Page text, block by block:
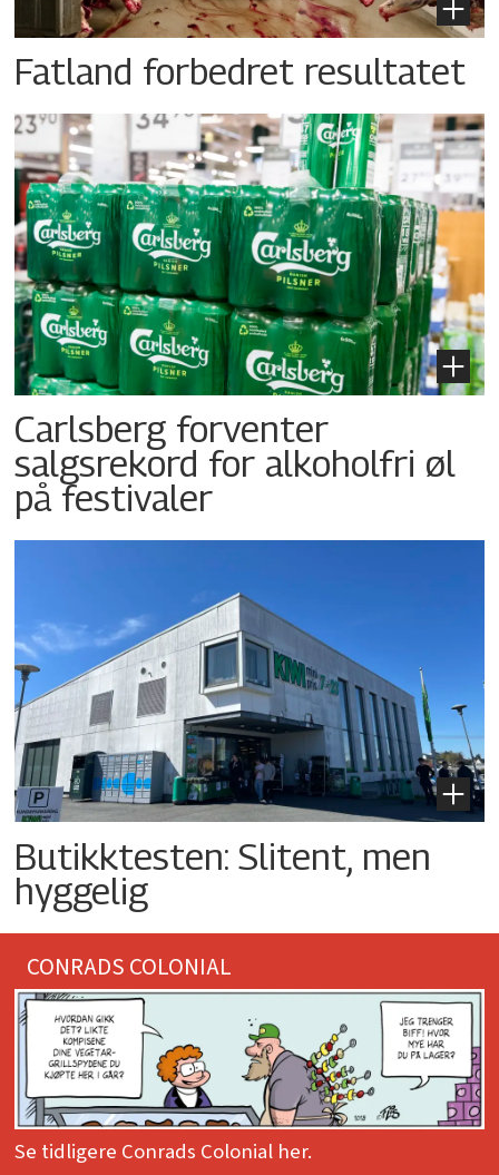
Fatland forbedret resultatet
Carlsberg forventer
salgsrekord for alkoholfri øl
på festivaler
Butikktesten: Slitent, men
hyggelig
CONRADS COLONIAL
Se tidligere Conrads Colonial her.